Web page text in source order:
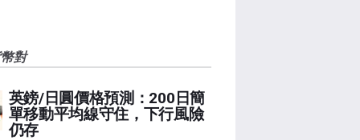
對
英鎊/日圓價格預測：200日簡
單移動平均線守住，下行風險
仍存